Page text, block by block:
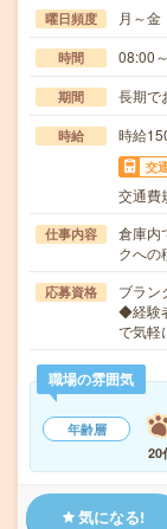
曜日頻度 月～金
時間 08:00
期間 長期で
時給 時給
交
交通費
仕事内容
倉庫内
クへの
応募資格
ブラン
◆経験
で気軽
職場の雰囲気
年齢層
20
気になる!